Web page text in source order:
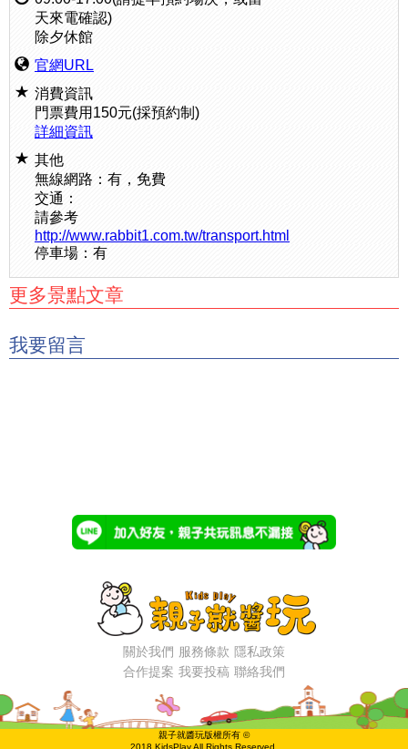
天來電確認)
除夕休館
官網URL
消費資訊
門票費用150元(採預約制)
詳細資訊
其他
無線網路：有，免費
交通：
請參考
http://www.rabbit1.com.tw/transport.html
停車場：有
更多景點文章
我要留言
關於我們 服務條款 隱私政策
合作提案 我要投稿 聯絡我們
親子就醬玩版權所有 ©
2018 KidsPlay All Rights Reserved.